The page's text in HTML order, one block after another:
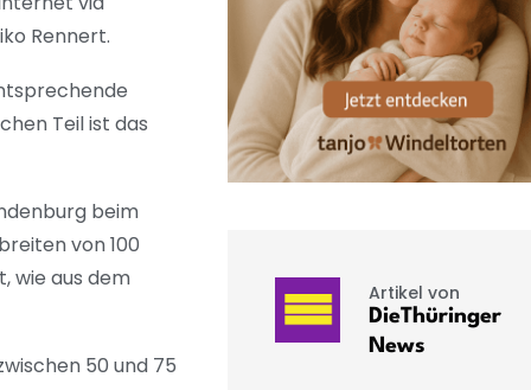
Rennert.
Teil ist das
beim
von 100
wie aus dem
50 und 75
Artikel von
DieThüringer
News